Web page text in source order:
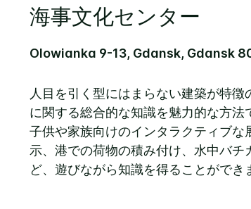
海事文化センター
Olowianka 9-13, Gdansk, Gdansk
人目を引く型にはまらない建築が特
に関する総合的な知識を魅力的な方法
子供や家族向けのインタラクティブ
示、港での荷物の積み付け、水中バ
ど、遊びながら知識を得ることができ